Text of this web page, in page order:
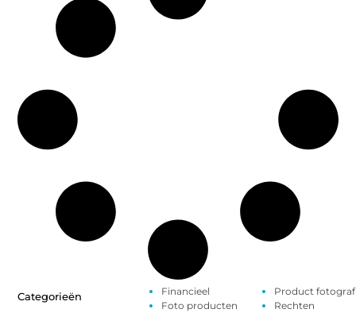
Categorieën
Financieel
Foto producten
Product
Rechten